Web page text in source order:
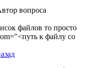
вопроса
файлов то просто
к файлу со